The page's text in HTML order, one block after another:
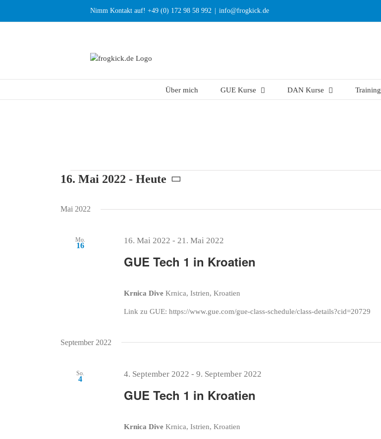
Nimm Kontakt auf! +49 (0) 172 98 58 992 info@frogkick.de
Über mich GUE Kurse DAN Kurse Training
Veranstaltungen
16. Mai 2022 - Heute
wählen.
Mai 2022
Mo.
16
GUE Tech 1 in Kroatien
16. Mai 2022 - 21. Mai 2022
Krnica Dive Krnica, Istrien, Kroatien
Link zu GUE: https://www.gue.com/gue-class-schedule/class-details?cid=20729
September 2022
So.
4
GUE Tech 1 in Kroatien
4. September 2022 - 9. September 2022
Krnica Dive Krnica, Istrien, Kroatien